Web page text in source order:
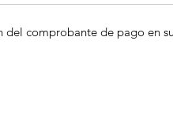
comprobante de pago en